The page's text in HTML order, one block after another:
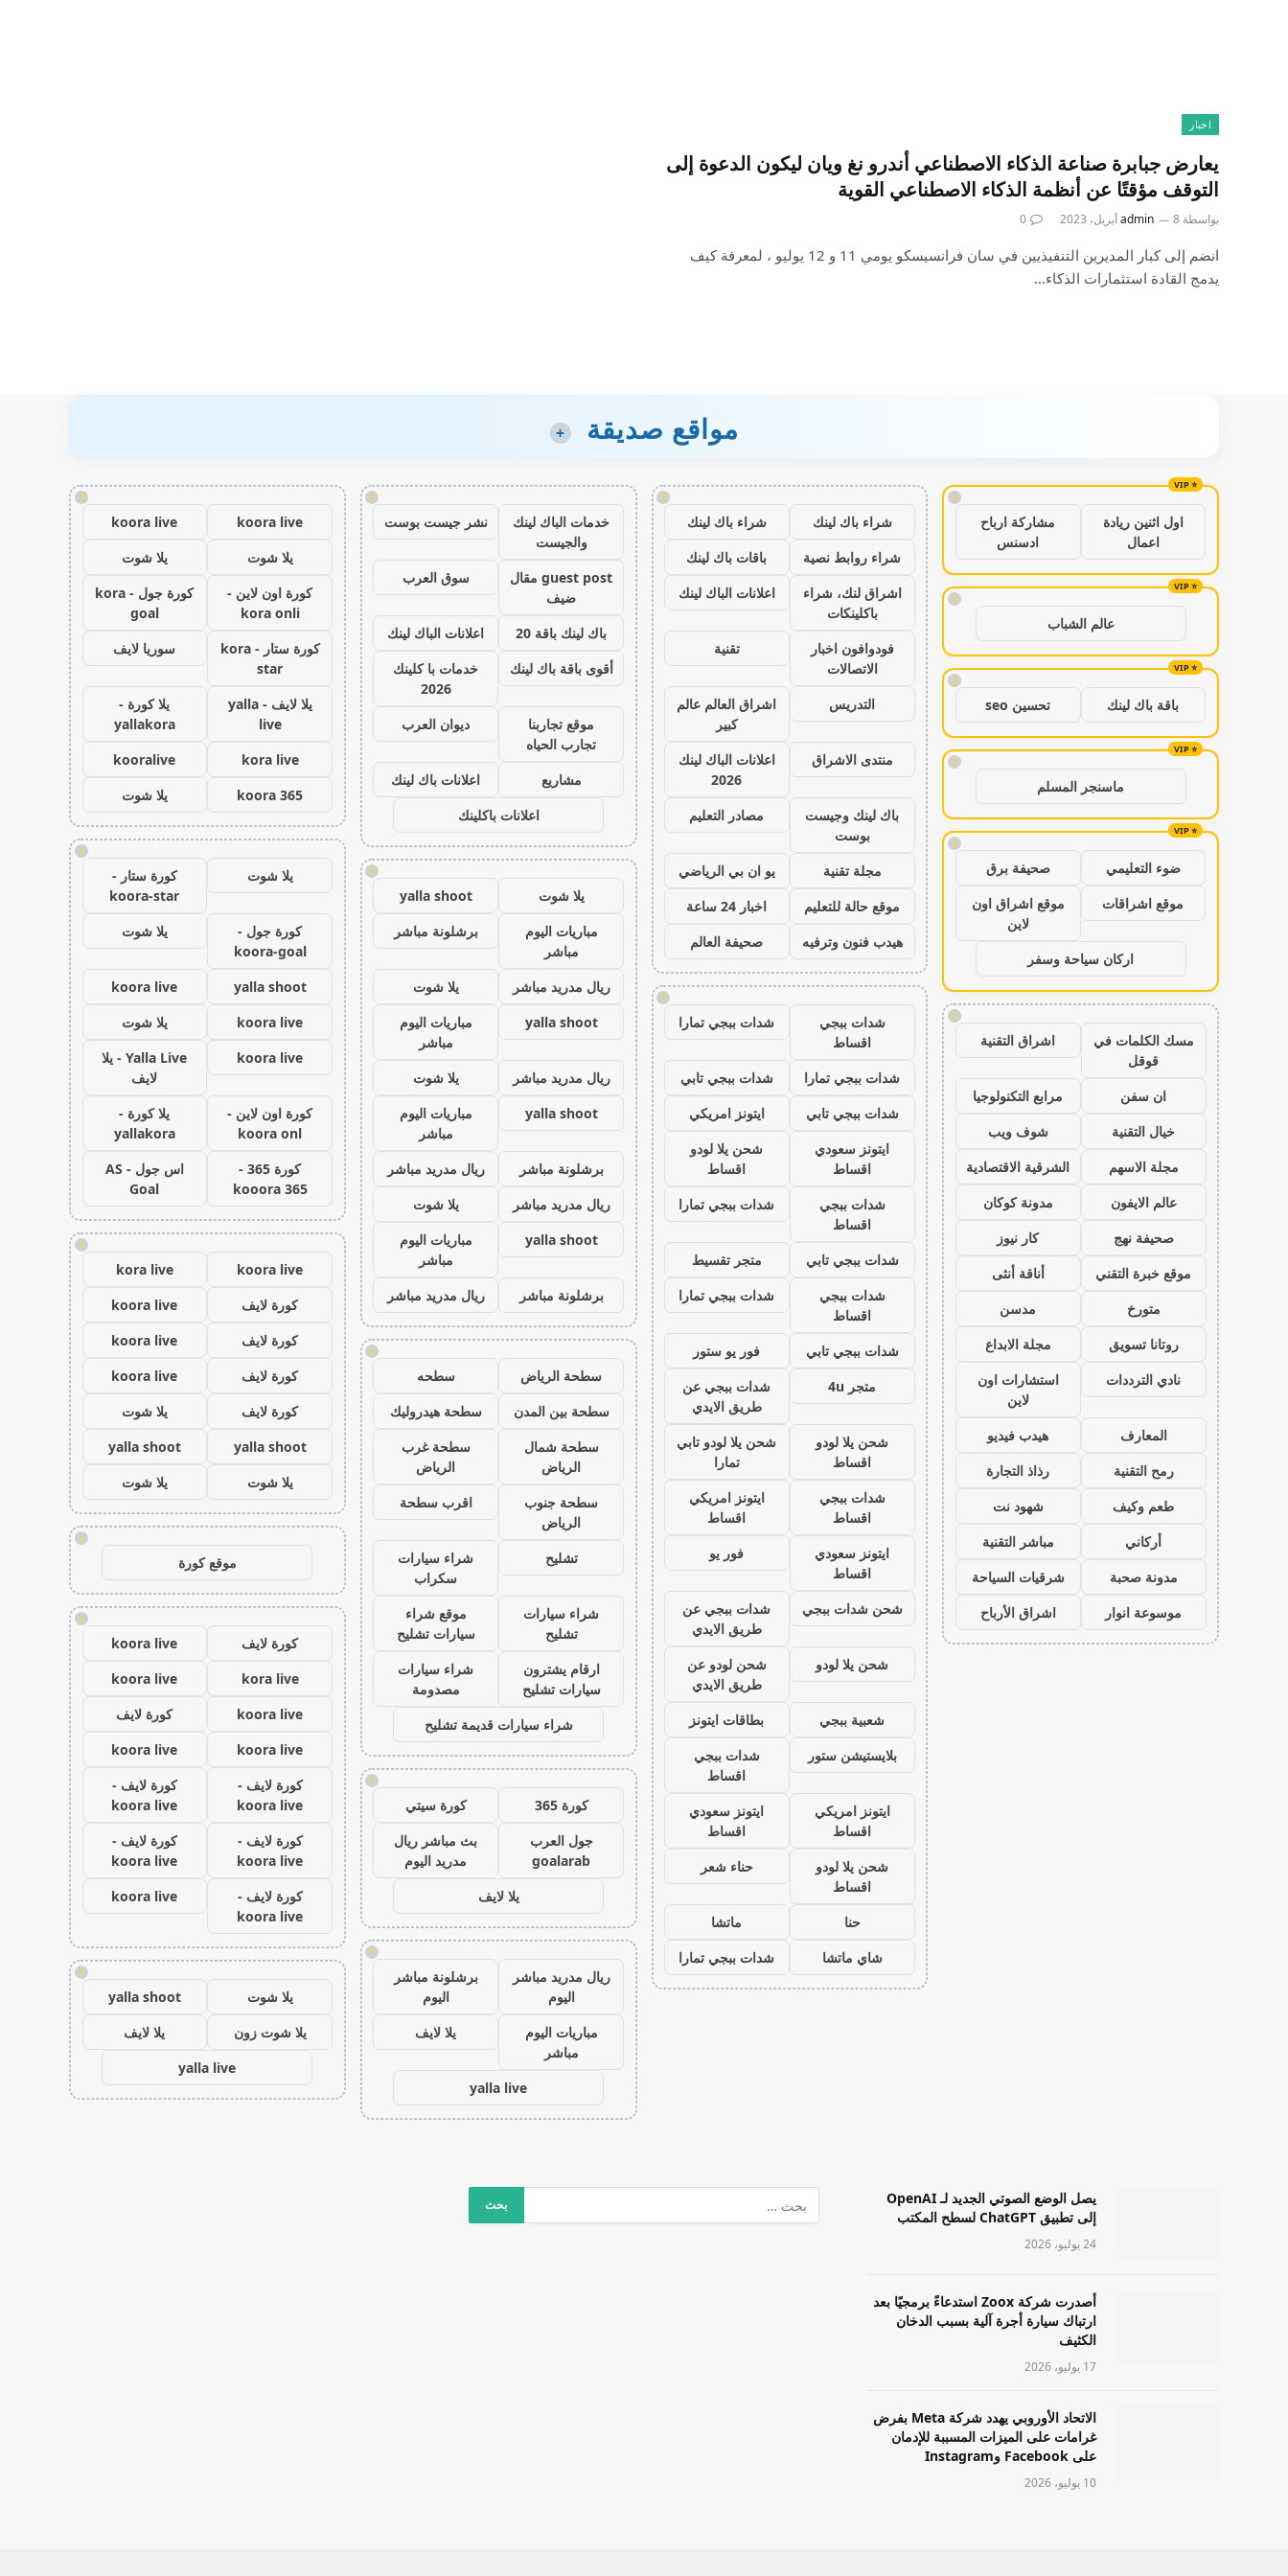
اخبار
يعارض جبابرة صناعة الذكاء الاصطناعي أندرو نغ ويان ليكون الدعوة إلى
التوقف مؤقتًا عن أنظمة الذكاء الاصطناعي القوية
بواسطة admin 8 أبريل، 2023 0
انضم إلى كبار المديرين التنفيذيين في سان فرانسيسكو يومي 11 و 12 يوليو ، لمعرفة كيف
يدمج القادة استثمارات الذكاء…
مواقع صديقة +
!
اول اثنين ريادة
اعمال
مشاركة ارباح
ادسنس
!
عالم الشباب
!
باقة باك لينك تحسين seo
!
ماسنجر المسلم
!
ضوء التعليمي
صحيفة برق
موقع اشراقات
موقع اشراق اون
لاين
اركان سياحة وسفر
!
مسك الكلمات في
قوقل
اشراق التقنية
ان سفن
مرابع التكنولوجيا
خيال التقنية
شوف ويب
مجلة الاسهم
الشرقية الاقتصادية
عالم الايفون
مدونة كوكان
صحيفة نهج
كار نيوز
موقع خبرة التقني
أناقة أنثى
متورخ
مدسن
روتانا تسويق
مجلة الابداع
نادي الترددات
استشارات اون
لاين
المعارف
هيدب فيديو
رمح التقنية
رذاذ التجارة
طعم وكيف
شهود نت
أركاني
مباشر التقنية
مدونة صحبة
شرقيات السياحة
موسوعة انوار
اشراق الأرباح
!
شراء باك لينك
شراء باك لينك
شراء روابط نصية
باقات باك لينك
اشراق لنك، شراء
باكلينكات
اعلانات الباك لينك
فودوافون اخبار
الاتصالات
تقنية
التدريس
اشراق العالم عالم
كبير
منتدى الاشراق
اعلانات الباك لينك
2026
باك لينك وجيست
بوست
مصادر التعليم
مجلة تقنية
يو ان بي الرياضي
موقع حالة للتعليم
اخبار 24 ساعة
هيدب فنون وترفيه
صحيفة العالم
!
شدات ببجي
اقساط
شدات ببجي تمارا
شدات ببجي تمارا
شدات ببجي تابي
شدات ببجي تابي
ايتونز امريكي
ايتونز سعودي
اقساط
شحن يلا لودو
اقساط
شدات ببجي
اقساط
شدات ببجي تمارا
شدات ببجي تابي
متجر تقسيط
شدات ببجي
اقساط
شدات ببجي تمارا
شدات ببجي تابي
فور يو ستور
متجر 4u
شدات ببجي عن
طريق الايدي
شحن يلا لودو
اقساط
شحن يلا لودو تابي
تمارا
شدات ببجي
اقساط
ايتونز امريكي
اقساط
ايتونز سعودي
اقساط
فور يو
شحن شدات ببجي
شدات ببجي عن
طريق الايدي
شحن يلا لودو
شحن لودو عن
طريق الايدي
شعبية ببجي
بطاقات ايتونز
بلايستيشن ستور
شدات ببجي
اقساط
ايتونز امريكي
اقساط
ايتونز سعودي
اقساط
شحن يلا لودو
اقساط
حناء شعر
حنا
ماتشا
شاي ماتشا
شدات ببجي تمارا
!
خدمات الباك لينك
والجيست
نشر جيست بوست
guest post مقال
ضيف
سوق العرب
باك لينك باقة 20
اعلانات الباك لينك
أقوى باقة باك لينك
خدمات با كلينك
2026
موقع تجاربنا
تجارب الحياه
ديوان العرب
مشاريع
اعلانات باك لينك
اعلانات باكلينك
!
يلا شوت
yalla shoot
مباريات اليوم
مباشر
برشلونة مباشر
ريال مدريد مباشر
يلا شوت
yalla shoot
مباريات اليوم
مباشر
ريال مدريد مباشر
يلا شوت
yalla shoot
مباريات اليوم
مباشر
برشلونة مباشر
ريال مدريد مباشر
ريال مدريد مباشر
يلا شوت
yalla shoot
مباريات اليوم
مباشر
برشلونة مباشر
ريال مدريد مباشر
!
سطحة الرياض
سطحه
سطحة بين المدن
سطحة هيدروليك
سطحة شمال
الرياض
سطحة غرب
الرياض
سطحة جنوب
الرياض
اقرب سطحة
تشليح
شراء سيارات
سكراب
شراء سيارات
تشليح
موقع شراء
سيارات تشليح
ارقام يشترون
سيارات تشليح
شراء سيارات
مصدومة
شراء سيارات قديمة تشليح
!
كورة 365
كورة سيتي
جول العرب
goalarab
بث مباشر ريال
مدريد اليوم
يلا لايف
!
ريال مدريد مباشر
اليوم
برشلونة مباشر
اليوم
مباريات اليوم
مباشر
يلا لايف
yalla live
!
koora live
koora live
يلا شوت
يلا شوت
كورة اون لاين -
kora onli
كورة جول - kora
goal
كورة ستار - kora
star
سوريا لايف
يلا لايف - yalla
live
يلا كورة -
yallakora
kora live
kooralive
koora 365
يلا شوت
!
يلا شوت
كورة ستار -
koora-star
كورة جول -
koora-goal
يلا شوت
yalla shoot
koora live
koora live
يلا شوت
koora live
Yalla Live - يلا
لايف
كورة اون لاين -
koora onl
يلا كورة -
yallakora
كورة 365 -
kooora 365
اس جول - AS
Goal
!
koora live
kora live
كورة لايف
koora live
كورة لايف
koora live
كورة لايف
koora live
كورة لايف
يلا شوت
yalla shoot
yalla shoot
يلا شوت
يلا شوت
!
موقع كورة
!
كورة لايف
koora live
kora live
koora live
koora live
كورة لايف
koora live
koora live
كورة لايف -
koora live
كورة لايف -
koora live
كورة لايف -
koora live
كورة لايف -
koora live
كورة لايف -
koora live
koora live
!
يلا شوت
yalla shoot
يلا شوت زون
يلا لايف
yalla live
يصل الوضع الصوتي الجديد لـ OpenAI
إلى تطبيق ChatGPT لسطح المكتب
24 يوليو، 2026
أصدرت شركة Zoox استدعاءً برمجيًا بعد
ارتباك سيارة أجرة آلية بسبب الدخان
الكثيف
17 يوليو، 2026
الاتحاد الأوروبي يهدد شركة Meta بفرض
غرامات على الميزات المسببة للإدمان
على Facebook وInstagram
10 يوليو، 2026